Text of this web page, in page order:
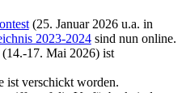
(25. Januar 2026 u.a. in
2023-2024sind nun online.
(14.-17. Mai 2026) ist
ist verschickt worden.